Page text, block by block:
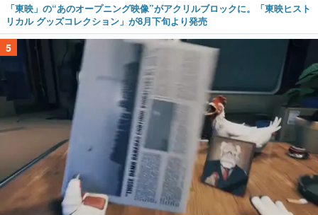
「東映」の“あのオープニング映像”がアクリルブロックに。「東映ヒスト
リカル グッズコレクション」が8月下旬より発売
5